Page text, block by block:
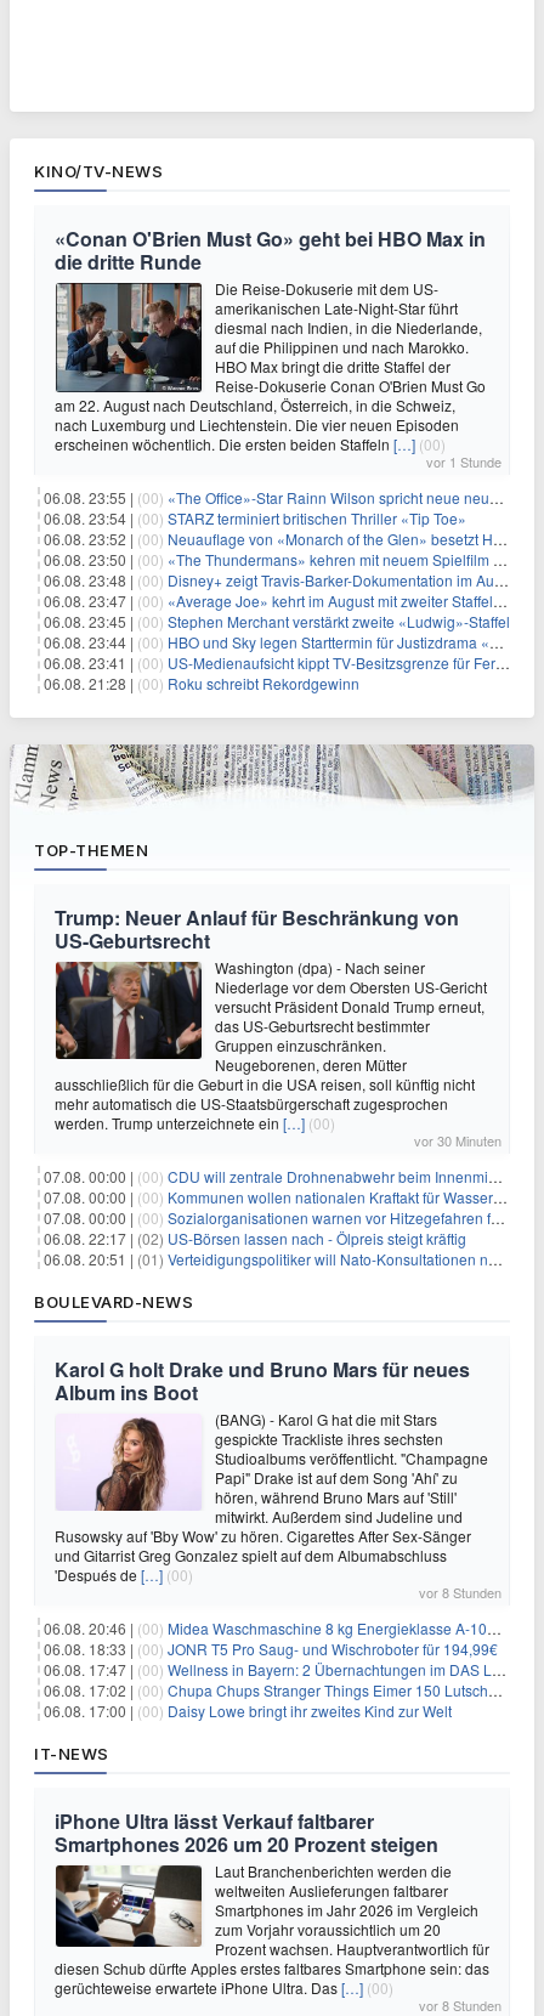
KINO/TV-NEWS
«Conan O'Brien Must Go» geht bei HBO Max in
die dritte Runde
Die Reise-Dokuserie mit dem US-
amerikanischen Late-Night-Star führt
diesmal nach Indien, in die Niederlande,
auf die Philippinen und nach Marokko.
HBO Max bringt die dritte Staffel der
Reise-Dokuserie Conan O'Brien Must Go
am 22. August nach Deutschland, Österreich, in die Schweiz,
nach Luxemburg und Liechtenstein. Die vier neuen Episoden
erscheinen wöchentlich. Die ersten beiden Staffeln […] (00)
vor 1 Stunde
06.08. 23:55 | (00) «The Office»-Star Rainn Wilson spricht neue neuseeländische Serie «Settling»
06.08. 23:54 | (00) STARZ terminiert britischen Thriller «Tip Toe»
06.08. 23:52 | (00) Neuauflage von «Monarch of the Glen» besetzt Hauptrollen
06.08. 23:50 | (00) «The Thundermans» kehren mit neuem Spielfilm zurück
06.08. 23:48 | (00) Disney+ zeigt Travis-Barker-Dokumentation im August
06.08. 23:47 | (00) «Average Joe» kehrt im August mit zweiter Staffel zurück
06.08. 23:45 | (00) Stephen Merchant verstärkt zweite «Ludwig»-Staffel
06.08. 23:44 | (00) HBO und Sky legen Starttermin für Justizdrama «War» fest
06.08. 23:41 | (00) US-Medienaufsicht kippt TV-Besitzsgrenze für Fernsehsender
06.08. 21:28 | (00) Roku schreibt Rekordgewinn
TOP-THEMEN
Trump: Neuer Anlauf für Beschränkung von
US-Geburtsrecht
Washington (dpa) - Nach seiner
Niederlage vor dem Obersten US-Gericht
versucht Präsident Donald Trump erneut,
das US-Geburtsrecht bestimmter
Gruppen einzuschränken.
Neugeborenen, deren Mütter
ausschließlich für die Geburt in die USA reisen, soll künftig nicht
mehr automatisch die US-Staatsbürgerschaft zugesprochen
werden. Trump unterzeichnete ein […] (00)
vor 30 Minuten
07.08. 00:00 | (00) CDU will zentrale Drohnenabwehr beim Innenministerium
07.08. 00:00 | (00) Kommunen wollen nationalen Kraftakt für Wasserversorgung
07.08. 00:00 | (00) Sozialorganisationen warnen vor Hitzegefahren für Obdachlose
06.08. 22:17 | (02) US-Börsen lassen nach - Ölpreis steigt kräftig
06.08. 20:51 | (01) Verteidigungspolitiker will Nato-Konsultationen nach Drohnenfund
BOULEVARD-NEWS
Karol G holt Drake und Bruno Mars für neues
Album ins Boot
(BANG) - Karol G hat die mit Stars
gespickte Trackliste ihres sechsten
Studioalbums veröffentlicht. "Champagne
Papi" Drake ist auf dem Song 'Ahí' zu
hören, während Bruno Mars auf 'Still'
mitwirkt. Außerdem sind Judeline und
Rusowsky auf 'Bby Wow' zu hören. Cigarettes After Sex-Sänger
und Gitarrist Greg Gonzalez spielt auf dem Albumabschluss
'Después de […] (00)
vor 8 Stunden
06.08. 20:46 | (00) Midea Waschmaschine 8 kg Energieklasse A-10% 1400 U/Min für 289,97€
06.08. 18:33 | (00) JONR T5 Pro Saug- und Wischroboter für 194,99€
06.08. 17:47 | (00) Wellness in Bayern: 2 Übernachtungen im DAS LUDWIG Sports Resort inkl. HP + Wellness ab 174€ p.P.
06.08. 17:02 | (00) Chupa Chups Stranger Things Eimer 150 Lutscher für 21,95€
06.08. 17:00 | (00) Daisy Lowe bringt ihr zweites Kind zur Welt
IT-NEWS
iPhone Ultra lässt Verkauf faltbarer
Smartphones 2026 um 20 Prozent steigen
Laut Branchenberichten werden die
weltweiten Auslieferungen faltbarer
Smartphones im Jahr 2026 im Vergleich
zum Vorjahr voraussichtlich um 20
Prozent wachsen. Hauptverantwortlich für
diesen Schub dürfte Apples erstes faltbares Smartphone sein: das
gerüchteweise erwartete iPhone Ultra. Das[…] (00)
vor 8 Stunden